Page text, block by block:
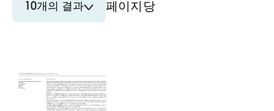
10개의 결과 페이지당